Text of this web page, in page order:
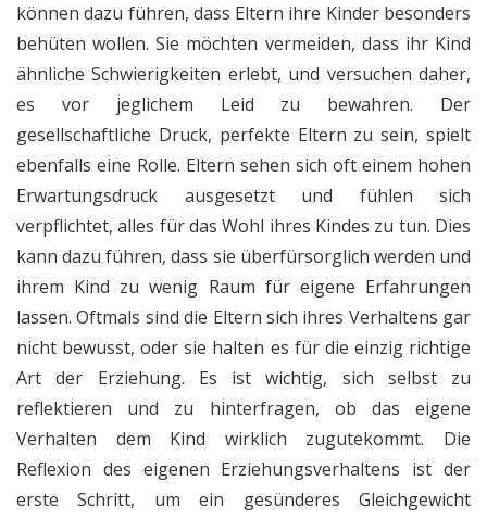
können dazu führen, dass Eltern ihre Kinder besonders
behüten wollen. Sie möchten vermeiden, dass ihr Kind
ähnliche Schwierigkeiten erlebt, und versuchen daher,
es vor jeglichem Leid zu bewahren. Der
gesellschaftliche Druck, perfekte Eltern zu sein, spielt
ebenfalls eine Rolle. Eltern sehen sich oft einem hohen
Erwartungsdruck ausgesetzt und fühlen sich
verpflichtet, alles für das Wohl ihres Kindes zu tun. Dies
kann dazu führen, dass sie überfürsorglich werden und
ihrem Kind zu wenig Raum für eigene Erfahrungen
lassen. Oftmals sind die Eltern sich ihres Verhaltens gar
nicht bewusst, oder sie halten es für die einzig richtige
Art der Erziehung. Es ist wichtig, sich selbst zu
reflektieren und zu hinterfragen, ob das eigene
Verhalten dem Kind wirklich zugutekommt. Die
Reflexion des eigenen Erziehungsverhaltens ist der
erste Schritt, um ein gesünderes Gleichgewicht